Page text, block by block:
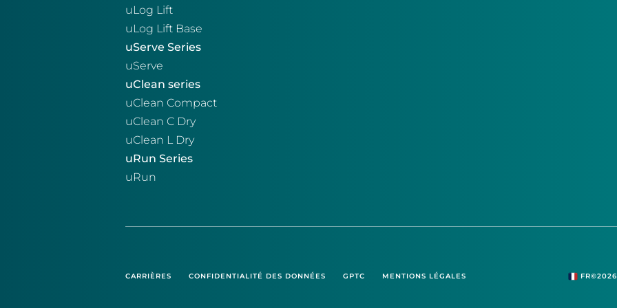
uLog Lift
uLog Lift Base
uServe Series
uServe
uClean series
uClean Compact
uClean C Dry
uClean L Dry
uRun Series
uRun
CARRIÈRES CONFIDENTIALITÉ DES DONNÉES GPTC MENTIONS LÉGALES FR©2026